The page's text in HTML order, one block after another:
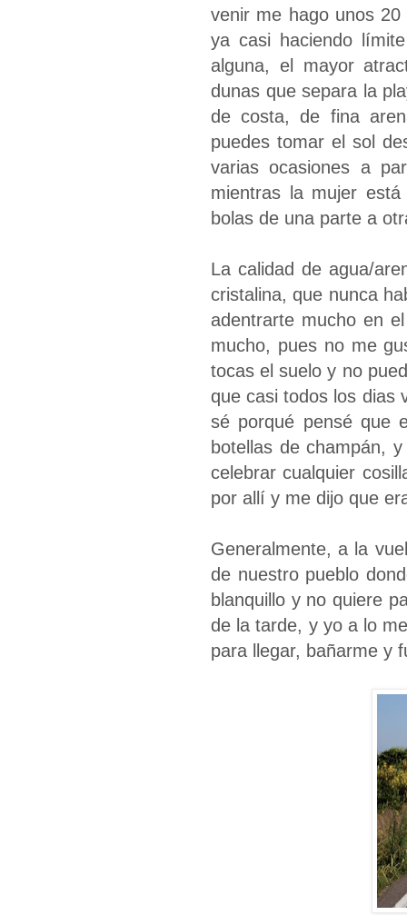
venir me hago unos
ya casi haciendo
alguna, el mayor
dunas que separa la
de costa, de fina
puedes tomar el sol
varias ocasiones a
mientras la mujer
bolas de una parte a
La calidad de agua/
cristalina, que nunca
adentrarte mucho en
mucho, pues no me
tocas el suelo y no
que casi todos los dias
sé porqué pensé que
botellas de champán,
celebrar cualquier
por allí y me dijo que
Generalmente, a la
de nuestro pueblo
blanquillo y no quiere
de la tarde, y yo a lo
para llegar, bañarme y